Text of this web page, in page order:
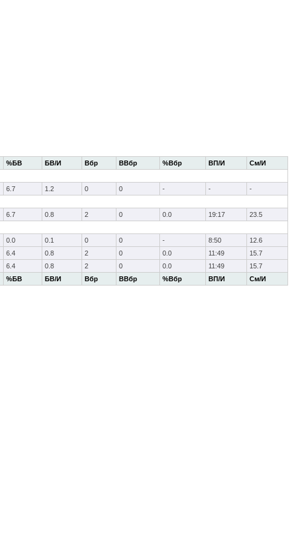
%БВ БВ/И Вбр ВВбр %Вбр ВП/И См/И
%БВ БВ/И Вбр ВВбр %Вбр ВП/И См/И
6.7 1.2 0 0 - -
-
6.7 0.8 2 0 0.0 19:17
23.5
0.0 0.1 0 0 - 8:50
12.6
6.4 0.8 2 0 0.0 11:49
15.7
6.4 0.8 2 0 0.0 11:49 15.7